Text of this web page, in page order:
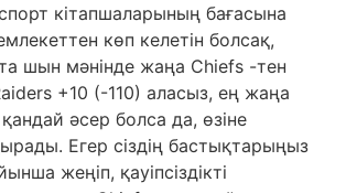
кітапшаларының бағасына
көп келетін болсақ,
шын мәнінде жаңа Chiefs -тен
+10 (-110) аласыз, ең жаңа
әсер болса да, өзіне
Егер сіздің бастықтарыңыз
жеңіп, қауіпсіздікті